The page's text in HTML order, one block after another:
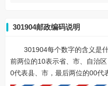
301904邮政编码说明
301904每个数字的含义是
前两位的10表示省、市、自治
0代表县、市，最后两位的00代